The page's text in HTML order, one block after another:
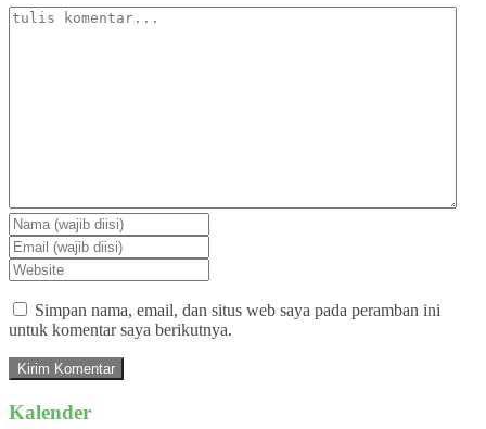
Simpan nama, email, dan situs web saya pada peramban ini
untuk komentar saya berikutnya.
Kalender